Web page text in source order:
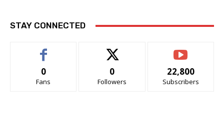
STAY CONNECTED
0
Fans
0
Followers
22,800
Subscribers